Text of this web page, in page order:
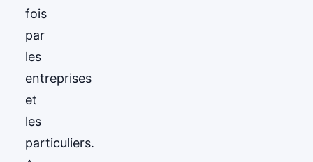
fois
par
les
entreprises
et
les
particuliers.